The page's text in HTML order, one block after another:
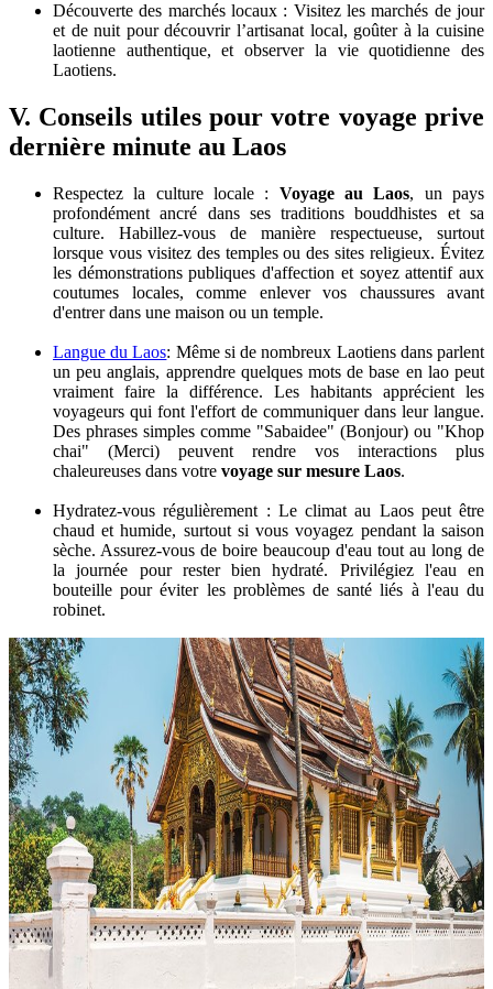
Découverte des marchés locaux : Visitez les marchés de jour
et de nuit pour découvrir l’artisanat local, goûter à la cuisine
laotienne authentique, et observer la vie quotidienne des
Laotiens.
V. Conseils utiles pour votre voyage prive
dernière minute au Laos
Respectez la culture locale : Voyage au Laos, un pays
profondément ancré dans ses traditions bouddhistes et sa
culture. Habillez-vous de manière respectueuse, surtout
lorsque vous visitez des temples ou des sites religieux. Évitez
les démonstrations publiques d'affection et soyez attentif aux
coutumes locales, comme enlever vos chaussures avant
d'entrer dans une maison ou un temple.
Langue du Laos: Même si de nombreux Laotiens dans parlent
un peu anglais, apprendre quelques mots de base en lao peut
vraiment faire la différence. Les habitants apprécient les
voyageurs qui font l'effort de communiquer dans leur langue.
Des phrases simples comme "Sabaidee" (Bonjour) ou "Khop
chai" (Merci) peuvent rendre vos interactions plus
chaleureuses dans votre voyage sur mesure Laos.
Hydratez-vous régulièrement : Le climat au Laos peut être
chaud et humide, surtout si vous voyagez pendant la saison
sèche. Assurez-vous de boire beaucoup d'eau tout au long de
la journée pour rester bien hydraté. Privilégiez l'eau en
bouteille pour éviter les problèmes de santé liés à l'eau du
robinet.